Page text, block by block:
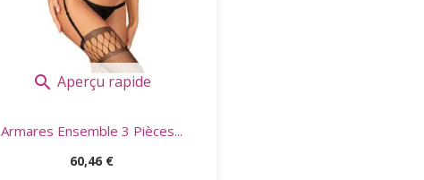
 Aperçu rapide
Armares Ensemble 3 Pièces...
Prix
60,46 €